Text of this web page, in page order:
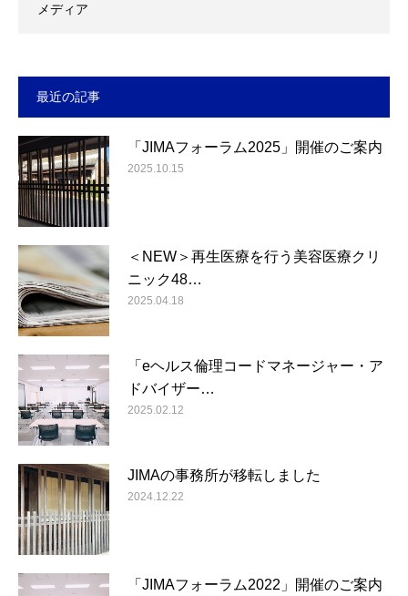
メディア
最近の記事
「JIMAフォーラム2025」開催のご案内
2025.10.15
＜NEW＞再生医療を行う美容医療クリ
ニック48…
2025.04.18
「eヘルス倫理コードマネージャー・ア
ドバイザー…
2025.02.12
JIMAの事務所が移転しました
2024.12.22
「JIMAフォーラム2022」開催のご案内